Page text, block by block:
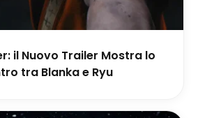
il Nuovo Trailer Mostra lo
tra Blanka e Ryu